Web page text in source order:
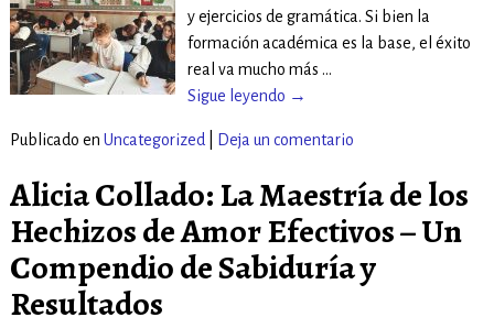
y ejercicios de gramática. Si bien la
formación académica es la base, el éxito
real va mucho más …
Sigue leyendo →
Publicado en Uncategorized Deja un comentario
Alicia Collado: La Maestría de los
Hechizos de Amor Efectivos – Un
Compendio de Sabiduría y
Resultados